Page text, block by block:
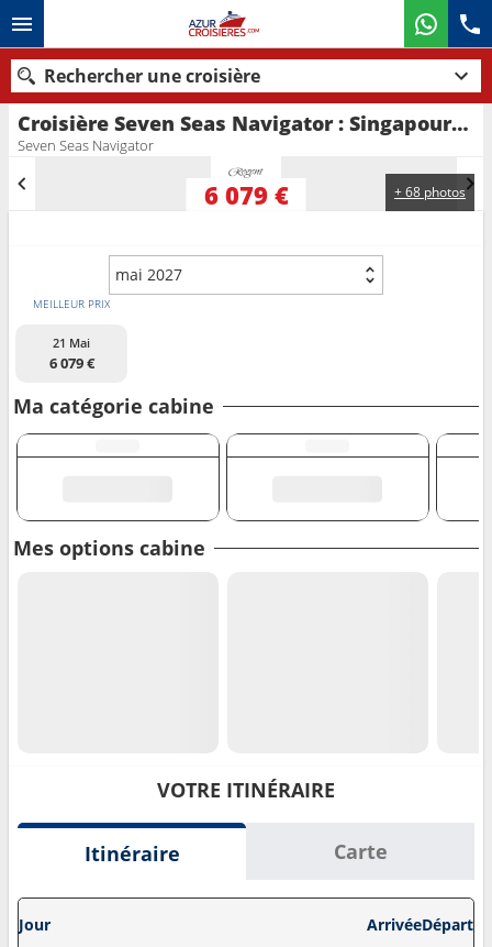
Croisière Seven Seas Navigator : Singapour, Malaisie, Thaïlande, Indonésie au départ de Singapour
Seven Seas Navigator
+ 68 photos
6 079 €
mai 2027
MEILLEUR PRIX
21 Mai
6 079 €
Ma catégorie cabine
Mes options cabine
VOTRE ITINÉRAIRE
Itinéraire Carte
Jour ArrivéeDépart
Rechercher une croisière
Nos destinations
Rechercher